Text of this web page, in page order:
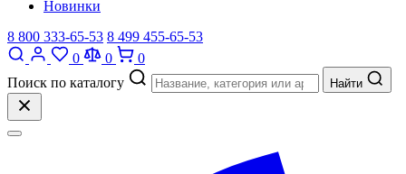
Новинки
8 800 333-65-53 8 499 455-65-53
0
0
0
Поиск по каталогу
Найти